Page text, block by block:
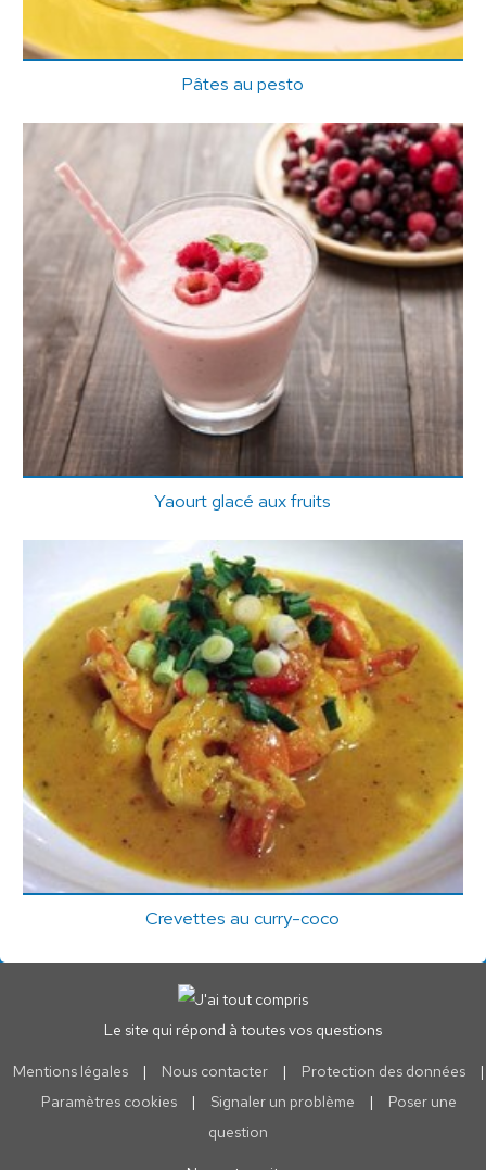
Pâtes au pesto
Yaourt glacé aux fruits
Crevettes au curry-coco
Le site qui répond à toutes vos questions
Mentions légales | Nous contacter | Protection des données
|
Paramètres cookies
| Signaler un problème |
Poser une
question